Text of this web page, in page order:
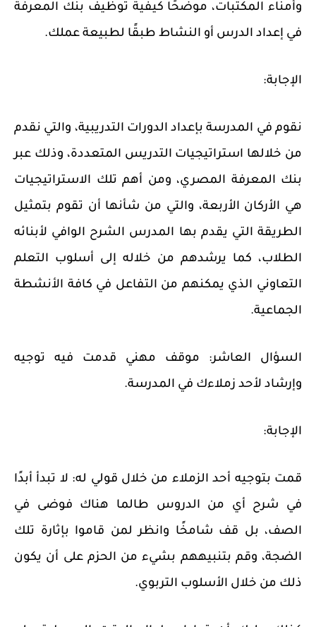
وأمناء المكتبات، موضحًا كيفية توظيف بنك المعرفة
في إعداد الدرس أو النشاط طبقًا لطبيعة عملك.
الإجابة:
نقوم في المدرسة بإعداد الدورات التدريبية، والتي نقدم
من خلالها استراتيجيات التدريس المتعددة، وذلك عبر
بنك المعرفة المصري، ومن أهم تلك الاستراتيجيات
هي الأركان الأربعة، والتي من شأنها أن تقوم بتمثيل
الطريقة التي يقدم بها المدرس الشرح الوافي لأبنائه
الطلاب، كما يرشدهم من خلاله إلى أسلوب التعلم
التعاوني الذي يمكنهم من التفاعل في كافة الأنشطة
الجماعية.
السؤال العاشر: موقف مهني قدمت فيه توجيه
وإرشاد لأحد زملاءك في المدرسة.
الإجابة:
قمت بتوجيه أحد الزملاء من خلال قولي له: لا تبدأ أبدًا
في شرح أي من الدروس طالما هناك فوضى في
الصف، بل قف شامخًا وانظر لمن قاموا بإثارة تلك
الضجة، وقم بتنبيههم بشيء من الحزم على أن يكون
ذلك من خلال الأسلوب التربوي.